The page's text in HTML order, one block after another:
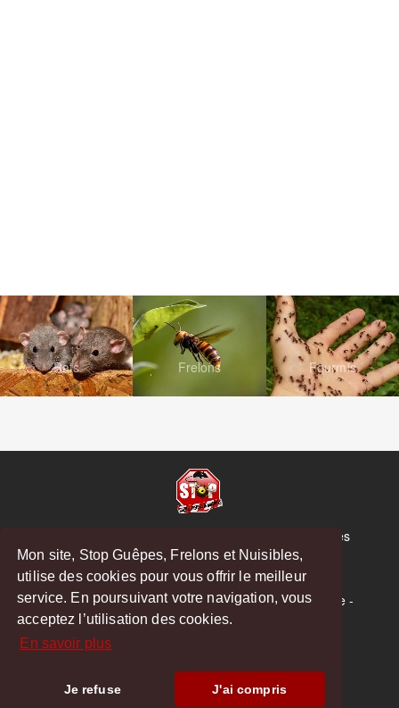
Mon site, Stop Guêpes, Frelons et Nuisibles,
utilise des cookies pour vous offrir le meilleur
service. En poursuivant votre navigation, vous
acceptez l’utilisation des cookies.
En savoir plus
Je refuse J'ai compris
Rats Frelons Fourmis
© Copyright 2026 Stop Guêpes, Frelons et Nuisibles
Mentions légales
Créé parMattWeb
Saint-Gaudens-Saint-Girons-Boulogne-sur-Gesse-
Montréjeau
Hoodspot